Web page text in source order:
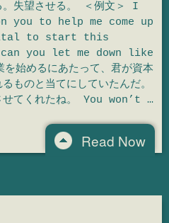
。失望させる。 ＜例文＞ I
you to help me come up
to start this
can you let me down like
始めるにあたって、君が資本
ものと当てにしていたんだ。
せてくれたね。 You won’t …
Read Now